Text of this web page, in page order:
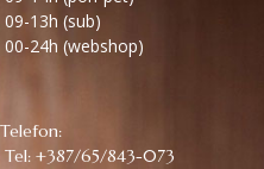
09-13h (sub)
00-24h (webshop)
Telefon:
Tel: +387/65/843-073